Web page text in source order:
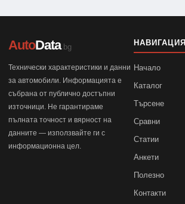
AutoData.bg
Технически характеристики и данни
за автомобили. Информацията е
събрана от публично достъпни
източници. Не гарантираме
пълната точност и вярност на
данните — използвайте ги с
информационна цел.
НАВИГАЦИЯ
Начало
Каталог
Търсене
Сравни
Статии
Анкети
Полезно
Контакти